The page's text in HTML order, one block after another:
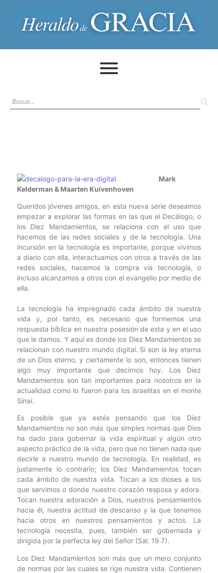
Mark
Kelderman & Maarten Kuivenhoven
Queridos jóvenes amigos, en esta nueva serie deseamos
empezar a explorar las formas en las que el Decálogo, o
los Diez Mandamientos, se relaciona con el uso que
hacemos de las redes sociales y de la tecnología. Una
incursión en la tecnología es importante, porque vivimos
a diario con ella, interactuamos con otros a través de las
redes sociales, hacemos la compra vía tecnología, o
incluso alcanzamos a otros con el evangelio por medio de
ella.
La tecnología ha impregnado cada ámbito de nuestra
vida y, por tanto, es necesario que formemos una
respuesta bíblica en nuestra posesión de esta y en el uso
que le damos. Y aquí es donde los Diez Mandamientos se
relacionan con nuestro mundo digital. Si son la ley eterna
de un Dios eterno, y ciertamente lo son, entonces tienen
algo muy importante que decirnos hoy. Los Diez
Mandamientos son tan importantes para nosotros en la
actualidad como lo fueron para los israelitas en el monte
Sinaí.
Es posible que ya estés pensando que los Diez
Mandamientos no son más que simples normas que Dios
ha dado para gobernar la vida espiritual y algún otro
aspecto práctico de la vida, pero que no tienen nada que
decirle a nuestro mundo de tecnología. En realidad, es
justamente lo contrario; los Diez Mandamientos tocan
cada ámbito de nuestra vida. Tocan a los dioses a los
que servimos o donde nuestro corazón resposa y adora.
Tocan nuestra adoración a Dios, nuestros pensamientos
hacia él, nuestra actitud de descanso y la que tenemos
hacia otros en nuestros pensamientos y actos. La
tecnología necesita, pues, también ser gobernada y
dirigida por la perfecta ley del Señor (Sal. 19.7).
Los Diez Mandamientos son más que un mero conjunto
de normas por las cuales se rige nuestra vida. Contienen